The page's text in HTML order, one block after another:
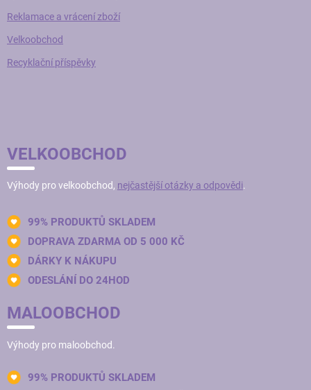
Reklamace a vrácení zboží
Velkoobchod
Recyklační příspěvky
VELKOOBCHOD
Výhody pro velkoobchod, nejčastější otázky a odpovědi.
99% PRODUKTŮ SKLADEM
DOPRAVA ZDARMA OD 5 000 KČ
DÁRKY K NÁKUPU
ODESLÁNÍ DO 24HOD
MALOOBCHOD
Výhody pro maloobchod.
99% PRODUKTŮ SKLADEM